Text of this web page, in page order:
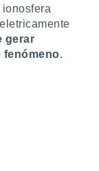
gerar
fenómeno.